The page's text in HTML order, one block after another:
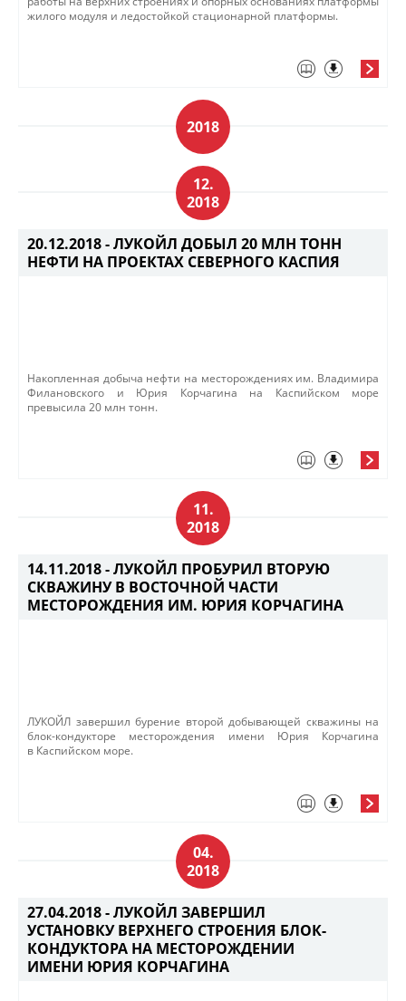
жилого модуля и ледостойкой стационарной платформы.​
2018
12.
2018
20.12.2018 -ЛУКОЙЛ ДОБЫЛ 20 МЛН ТОНН
НЕФТИ НА ПРОЕКТАХ СЕВЕРНОГО КАСПИЯ
Накопленная добыча нефти на месторождениях им. Владимира
Филановского и Юрия Корчагина на Каспийском море
превысила 20 млн тонн.
11.
2018
14.11.2018 -ЛУКОЙЛ ПРОБУРИЛ ВТОРУЮ
СКВАЖИНУ В ВОСТОЧНОЙ ЧАСТИ
МЕСТОРОЖДЕНИЯ ИМ. ЮРИЯ КОРЧАГИНА
ЛУКОЙЛ завершил бурение второй добывающей скважины на
блок-кондукторе месторождения имени Юрия Корчагина
в Каспийском море.
04.
2018
27.04.2018 -ЛУКОЙЛ ЗАВЕРШИЛ
УСТАНОВКУ ВЕРХНЕГО СТРОЕНИЯ БЛОК-
КОНДУКТОРА НА МЕСТОРОЖДЕНИИ
ИМЕНИ ЮРИЯ КОРЧАГИНА